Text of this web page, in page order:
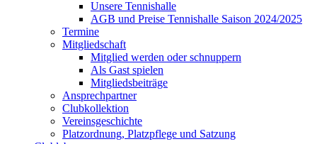
Unsere Tennishalle
AGB und Preise Tennishalle Saison 2024/2025
Termine
Mitgliedschaft
Mitglied werden oder schnuppern
Als Gast spielen
Mitgliedsbeiträge
Ansprechpartner
Clubkollektion
Vereinsgeschichte
Platzordnung, Platzpflege und Satzung